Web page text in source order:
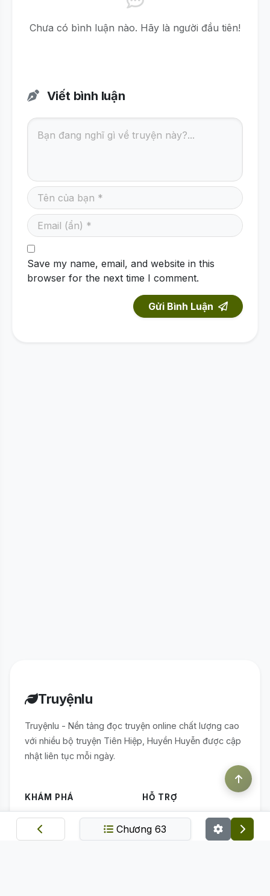
Chưa có bình luận nào. Hãy là người đầu tiên!
Viết bình luận
Save my name, email, and website in this
browser for the next time I comment.
Gửi Bình Luận
Chương 63
Truyệnlu
Truyệnlu - Nền tảng đọc truyện online chất lượng cao
với nhiều bộ truyện Tiên Hiệp, Huyền Huyễn được cập
nhật liên tục mỗi ngày.
KHÁM PHÁ
Trang chủ
Thể loại
HỖ TRỢ
Điều khoản sử dụng
Chính sách bảo mật